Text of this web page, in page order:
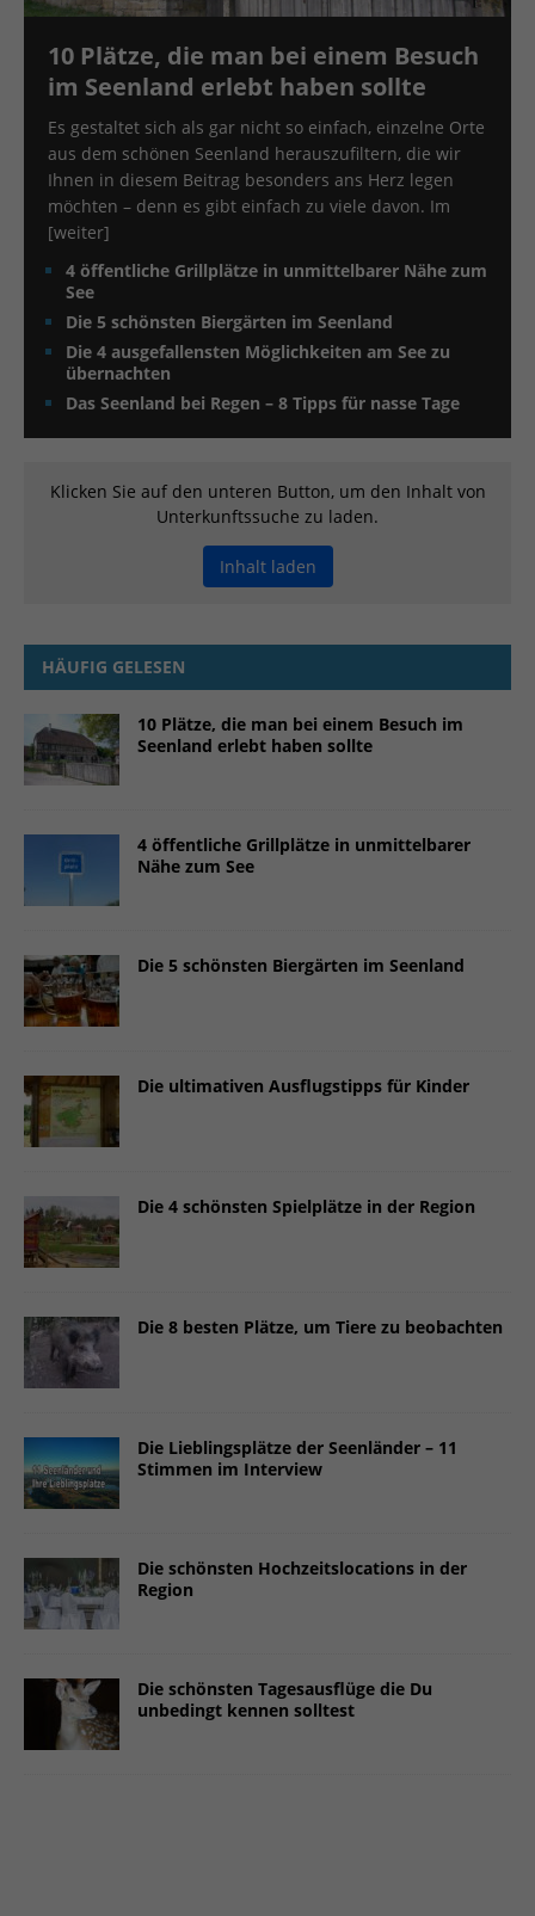
10 Plätze, die man bei einem Besuch
im Seenland erlebt haben sollte
Es gestaltet sich als gar nicht so einfach, einzelne Orte
aus dem schönen Seenland herauszufiltern, die wir
Ihnen in diesem Beitrag besonders ans Herz legen
möchten – denn es gibt einfach zu viele davon. Im
[weiter]
4 öffentliche Grillplätze in unmittelbarer Nähe zum
See
Die 5 schönsten Biergärten im Seenland
Die 4 ausgefallensten Möglichkeiten am See zu
übernachten
Das Seenland bei Regen – 8 Tipps für nasse Tage
Klicken Sie auf den unteren Button, um den Inhalt von
Unterkunftssuche zu laden.
Inhalt laden
HÄUFIG GELESEN
10 Plätze, die man bei einem Besuch im
Seenland erlebt haben sollte
4 öffentliche Grillplätze in unmittelbarer
Nähe zum See
Die 5 schönsten Biergärten im Seenland
Die ultimativen Ausflugstipps für Kinder
Die 4 schönsten Spielplätze in der Region
Die 8 besten Plätze, um Tiere zu beobachten
Die Lieblingsplätze der Seenländer – 11
Stimmen im Interview
Die schönsten Hochzeitslocations in der
Region
Die schönsten Tagesausflüge die Du
unbedingt kennen solltest